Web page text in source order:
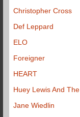
Christopher Cross
Def Leppard
ELO
Foreigner
HEART
Huey Lewis And
Jane Wiedlin